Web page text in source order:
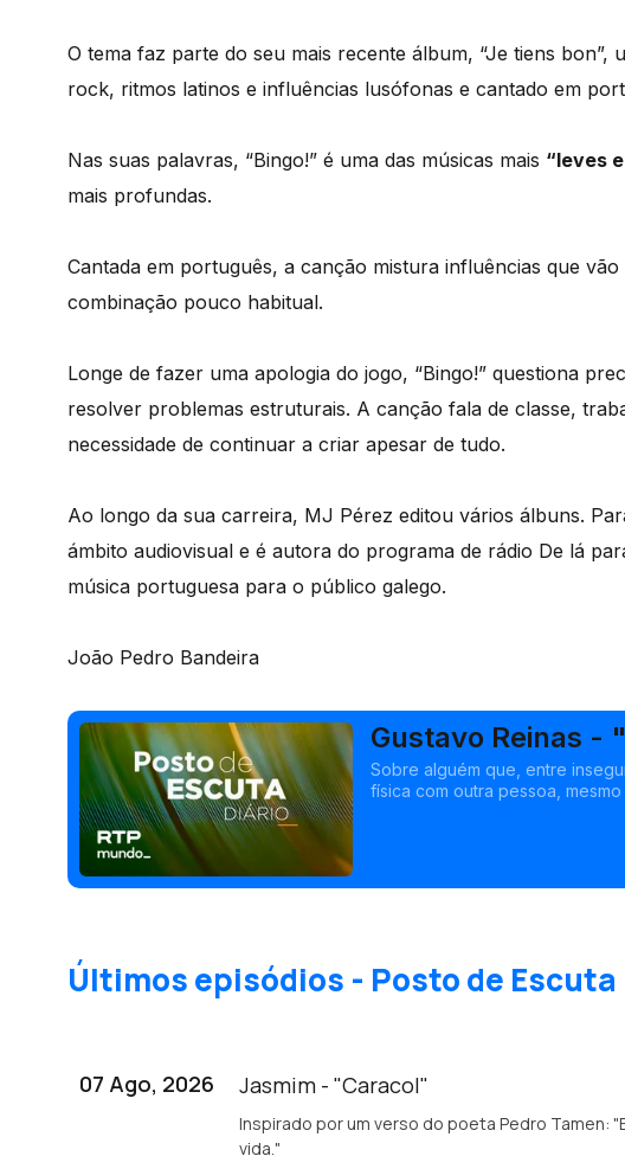
O tema faz parte do seu mais recente álbum, “Je tiens
rock, ritmos latinos e influências lusófonas e cantado em
Nas suas palavras, “Bingo!” é uma das músicas mais “leves
mais profundas.
Cantada em português, a canção mistura influências que
combinação pouco habitual.
Longe de fazer uma apologia do jogo, “Bingo!” questiona
resolver problemas estruturais. A canção fala de classe,
necessidade de continuar a criar apesar de tudo.
Ao longo da sua carreira, MJ Pérez editou vários álbuns.
ámbito audiovisual e é autora do programa de rádio De lá
música portuguesa para o público galego.
João Pedro Bandeira
Gustavo Reinas -
Sobre alguém que, entre
física com outra pessoa,
Últimos episódios - Posto de
07 Ago, 2026 Jasmim - "Caracol"
Inspirado por um verso do poeta Pedro Tamen: "Baba-se o caracol de gozo e
vida."